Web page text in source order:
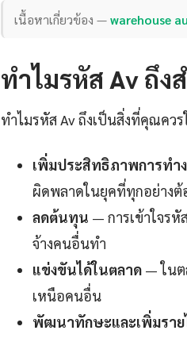
เนื้อหาเกี่ยวข้อง —warehouse
ทำไมรหัส Av ถึ
ทำไมรหัส Av ถึงเป็นสิ่งที่คุณคว
เพิ่มประสิทธิภาพการทำ
ผิดพลาดในยุคที่ทุกอย่างต้
ลดต้นทุน — การเข้าใจร
จ้างคนอื่นทำ
แข่งขันได้ในตลาด — ในต
เหนือคนอื่น
พัฒนาทักษะและเพิ่มราย